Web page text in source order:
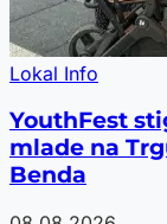
Lokal Info
YouthFest
mlade na
Benda